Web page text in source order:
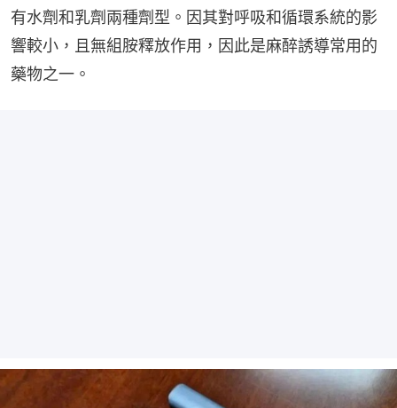
有水劑和乳劑兩種劑型。因其對呼吸和循環系統的影
響較小，且無組胺釋放作用，因此是麻醉誘導常用的
藥物之一。